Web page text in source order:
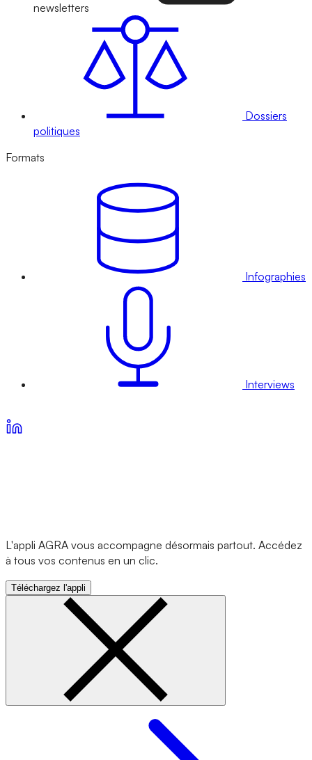
newsletters
Dossiers
politiques
Formats
Infographies
Interviews
L'appli AGRA vous accompagne désormais partout. Accédez
à tous vos contenus en un clic.
Téléchargez l'appli